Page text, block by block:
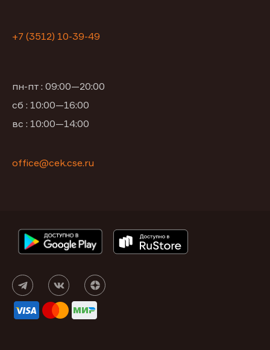
+7 (3512) 10-39-49
пн-пт : 09:00—20:00
сб : 10:00—16:00
вс : 10:00—14:00
office@cek.cse.ru